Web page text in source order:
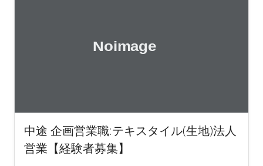
中途 企画営業職:テキスタイル(生地)法人
営業【経験者募集】